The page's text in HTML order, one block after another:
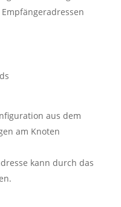
aus dem
am Knoten
kann durch das